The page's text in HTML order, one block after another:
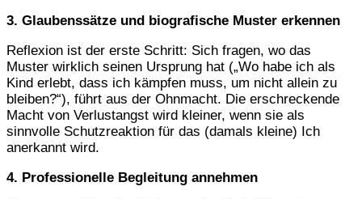
3. Glaubenssätze und biografische Muster erkennen
Reflexion ist der erste Schritt: Sich fragen, wo das
Muster wirklich seinen Ursprung hat („Wo habe ich als
Kind erlebt, dass ich kämpfen muss, um nicht allein zu
bleiben?“), führt aus der Ohnmacht. Die erschreckende
Macht von Verlustangst wird kleiner, wenn sie als
sinnvolle Schutzreaktion für das (damals kleine) Ich
anerkannt wird.
4. Professionelle Begleitung annehmen